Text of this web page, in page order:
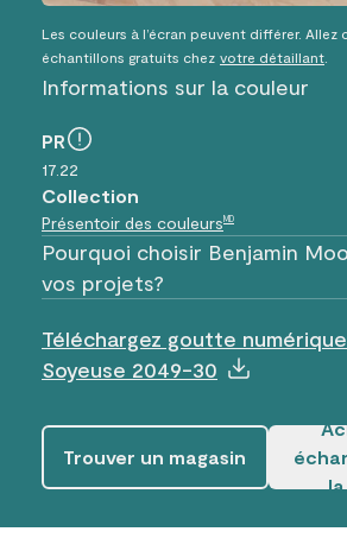
Les couleurs à l’écran peuvent différer. Allez
échantillons gratuits chez votre détaillant
Informations sur la couleur
PR
17.22
Collection
Présentoir des couleursMD
Pourquoi choisir Benjamin
vos projets?
Téléchargez goutte
Soyeuse 2049-30
Trouver un magasin